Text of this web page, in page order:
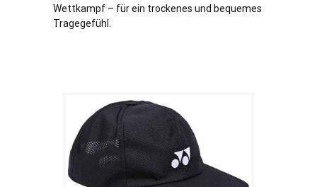
Wettkampf – für ein trockenes und bequemes
Tragegefühl.